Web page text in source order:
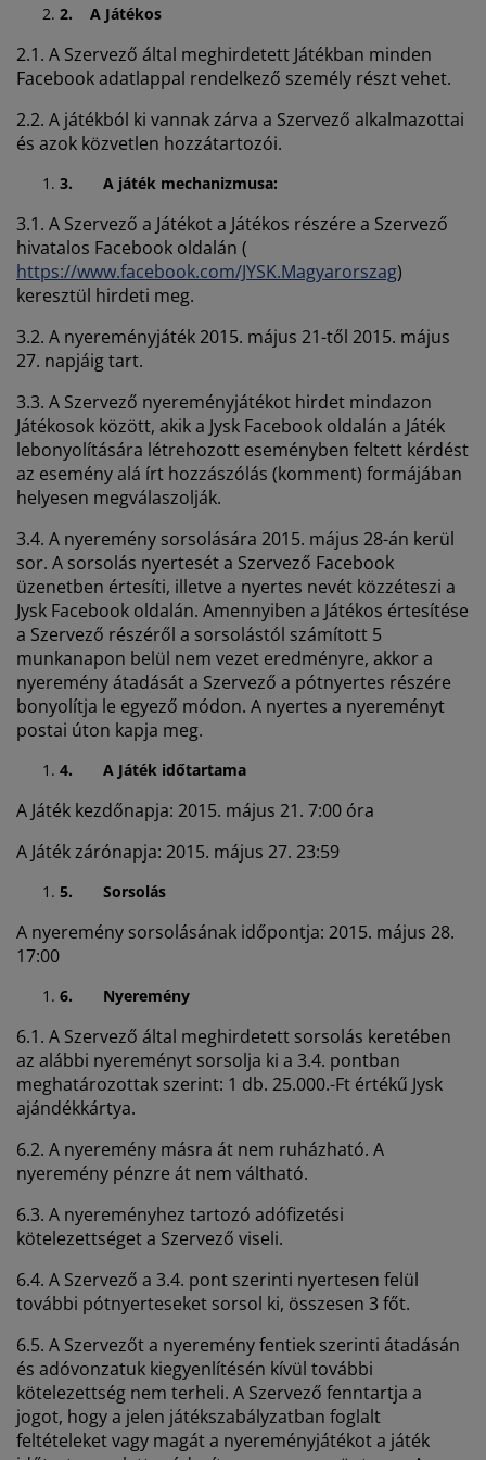
bútorok
és kiegészítők
világítás
2. A Játékos
2.1. A Szervező által meghirdetett Játékban minden
Facebook adatlappal rendelkező személy részt vehet.
2.2. A játékból ki vannak zárva a Szervező alkalmazottai
és azok közvetlen hozzátartozói.
3. A játék mechanizmusa:
3.1. A Szervező a Játékot a Játékos részére a Szervező
hivatalos Facebook oldalán (
https://www.facebook.com/JYSK.Magyarorszag)
keresztül hirdeti meg.
3.2. A nyereményjáték 2015. május 21-től 2015. május
27. napjáig tart.
3.3. A Szervező nyereményjátékot hirdet mindazon
Játékosok között, akik a Jysk Facebook oldalán a Játék
lebonyolítására létrehozott eseményben feltett kérdést
az esemény alá írt hozzászólás (komment) formájában
helyesen megválaszolják.
3.4. A nyeremény sorsolására 2015. május 28-án kerül
sor. A sorsolás nyertesét a Szervező Facebook
üzenetben értesíti, illetve a nyertes nevét közzéteszi a
Jysk Facebook oldalán. Amennyiben a Játékos értesítése
a Szervező részéről a sorsolástól számított 5
munkanapon belül nem vezet eredményre, akkor a
nyeremény átadását a Szervező a pótnyertes részére
bonyolítja le egyező módon. A nyertes a nyereményt
postai úton kapja meg.
4. A Játék időtartama
A Játék kezdőnapja: 2015. május 21. 7:00 óra
A Játék zárónapja: 2015. május 27. 23:59
5. Sorsolás
A nyeremény sorsolásának időpontja: 2015. május 28.
17:00
6. Nyeremény
6.1. A Szervező által meghirdetett sorsolás keretében
az alábbi nyereményt sorsolja ki a 3.4. pontban
meghatározottak szerint: 1 db. 25.000.-Ft értékű Jysk
ajándékkártya.
6.2. A nyeremény másra át nem ruházható. A
nyeremény pénzre át nem váltható.
6.3. A nyereményhez tartozó adófizetési
kötelezettséget a Szervező viseli.
6.4. A Szervező a 3.4. pont szerinti nyertesen felül
további pótnyerteseket sorsol ki, összesen 3 főt.
6.5. A Szervezőt a nyeremény fentiek szerinti átadásán
és adóvonzatuk kiegyenlítésén kívül további
kötelezettség nem terheli. A Szervező fenntartja a
jogot, hogy a jelen játékszabályzatban foglalt
feltételeket vagy magát a nyereményjátékot a játék